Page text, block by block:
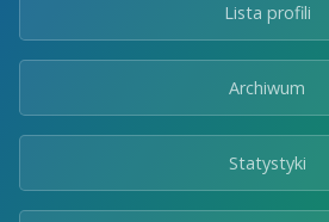
Lista profili
Archiwum
Statystyki